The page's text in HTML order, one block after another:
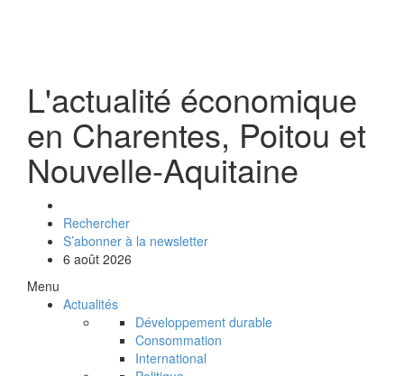
L'actualité économique
en Charentes, Poitou et
Nouvelle-Aquitaine
Rechercher
S’abonner à la newsletter
6 août 2026
Menu
Actualités
Développement durable
Consommation
International